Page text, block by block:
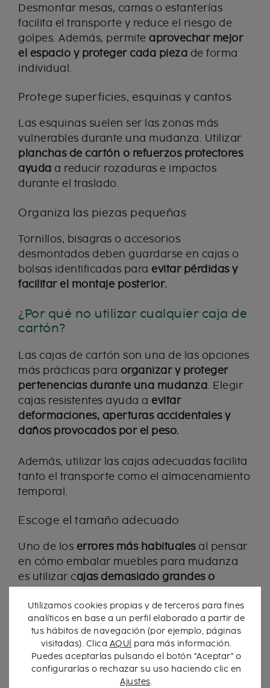
Desmontar mesas, camas o estanterías
facilita el transporte y reduce el riesgo de
golpes. Además, permite aprovechar mejor
el espacio y proteger cada pieza de forma
individual.
Protege superficies, esquinas y cantos
Las esquinas suelen ser las zonas más
vulnerables durante una mudanza. Utilizar
planchas de cartón o refuerzos protectores
ayuda a reducir rozaduras e impactos
durante el traslado.
Organiza las piezas pequeñas
Tornillos, bisagras o accesorios
desmontados deben guardarse en cajas o
bolsas identificadas para evitar pérdidas y
facilitar el montaje posterior.
¿Por qué no utilizar cualquier caja de
cartón?
Las cajas de cartón son una de las opciones
más prácticas para organizar y proteger
pertenencias durante una mudanza. Elegir
cajas resistentes ayuda a evitar
deformaciones, aperturas accidentales y
daños provocados por el peso.
Además, utilizar las cajas adecuadas facilita
tanto el transporte como el almacenamiento
temporal.
Escoge el tamaño adecuado
Uno de los errores más habitualesal pensar
en cómo embalar muebles para mudanza
es utilizar cajas demasiado grandes o
Lascajas medianassuelen ser la mejor
opción ya que son más fáciles de
transportar y permiten repartir mejor el
peso.
Utilizamos cookies propias y de terceros para fines
analíticos en base a un perfil elaborado a partir de
tus hábitos de navegación (por ejemplo, páginas
visitadas). Clica AQUÍ para más información.
Puedes aceptarlas pulsando el botón "Aceptar" o
configurarlas o rechazar su uso haciendo clic en
Ajustes.